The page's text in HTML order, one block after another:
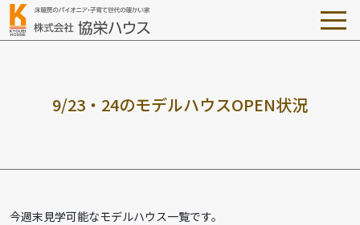
9/23 ・ 24のモデルハウスOPEN状況
今週末見学可能なモデルハウス一覧です。